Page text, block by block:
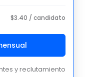
$3.40 / candidato
y reclutamiento